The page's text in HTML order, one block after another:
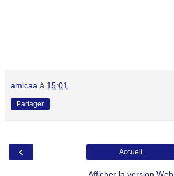
amicaa à 15:01
Partager
‹ Accueil